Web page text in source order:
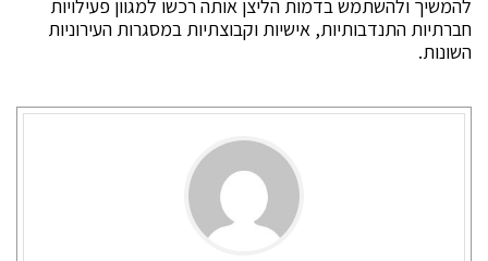
להמשיך ולהשתמש בדמות הליצן אותה רכשו למגוון פעילויות
חברתיות התנדבותיות, אישיות וקבוצתיות במסגרות העירוניות
השונות.